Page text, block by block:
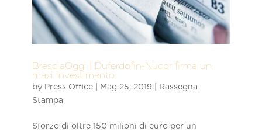
BresciaOggi | Duferdofin-Nucor firma un
maxi investimento
by Press Office| Mag 25, 2019| Rassegna
Stampa
Sforzo di oltre 150 milioni di euro per un